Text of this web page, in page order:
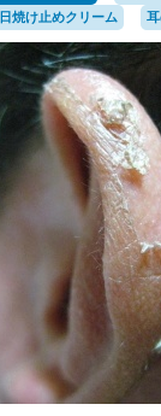
日焼け止めクリーム